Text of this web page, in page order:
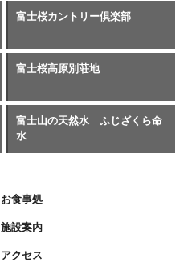
富士桜カントリー倶楽部
富士桜高原別荘地
富士山の天然水 ふじざくら命
水
お食事処
施設案内
アクセス